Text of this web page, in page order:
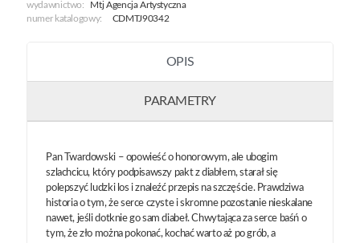
wydawnictwo:
Mtj Agencja Artystyczna
numer katalogowy:
CDMTJ90342
OPIS
PARAMETRY
Pan Twardowski – opowieść o honorowym, ale ubogim
szlachcicu, który podpisawszy pakt z diabłem, starał się
polepszyć ludzki los i znaleźć przepis na szczęście. Prawdziwa
historia o tym, że serce czyste i skromne pozostanie nieskalane
nawet, jeśli dotknie go sam diabeł. Chwytająca za serce baśń o
tym, że zło można pokonać, kochać warto aż po grób, a